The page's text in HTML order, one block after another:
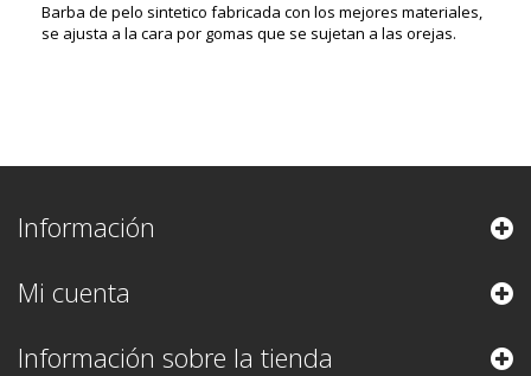
Barba de pelo sintetico fabricada con los mejores materiales,
se ajusta a la cara por gomas que se sujetan a las orejas.
Información
Mi cuenta
Información sobre la tienda